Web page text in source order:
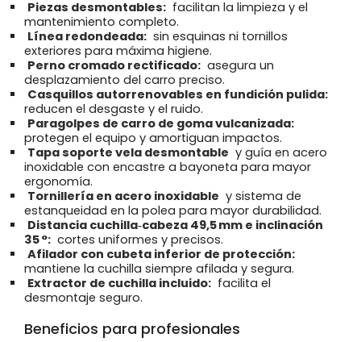
Piezas desmontables: facilitan la limpieza y el
mantenimiento completo.
Línea redondeada: sin esquinas ni tornillos
exteriores para máxima higiene.
Perno cromado rectificado: asegura un
desplazamiento del carro preciso.
Casquillos autorrenovables en fundición pulida:
reducen el desgaste y el ruido.
Paragolpes de carro de goma vulcanizada:
protegen el equipo y amortiguan impactos.
Tapa soporte vela desmontable y guía en acero
inoxidable con encastre a bayoneta para mayor
ergonomía.
Tornillería en acero inoxidable y sistema de
estanqueidad en la polea para mayor durabilidad.
Distancia cuchilla‑cabeza 49,5 mm e inclinación
35 °: cortes uniformes y precisos.
Afilador con cubeta inferior de protección:
mantiene la cuchilla siempre afilada y segura.
Extractor de cuchilla incluido: facilita el
desmontaje seguro.
Beneficios para profesionales